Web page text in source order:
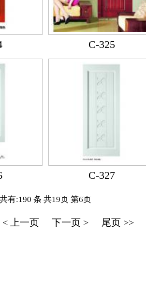
C-325
C-327
共有:190 条 共19页 第6页
< 上一页 下一页 > 尾页 >>